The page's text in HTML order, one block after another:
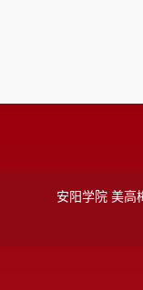
安阳学院 美高